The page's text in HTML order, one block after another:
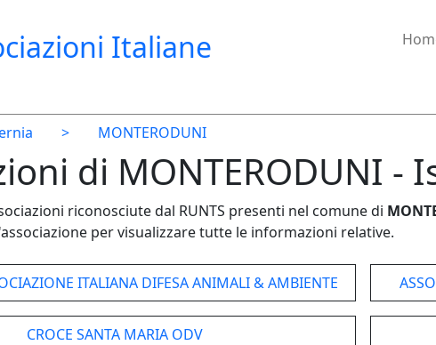
Italiane
> MONTERODUNI
di MONTERODUNI -
riconosciute dal RUNTS presenti nel comune di
per visualizzare tutte le informazioni relative.
ITALIANA DIFESA ANIMALI & AMBIENTE
CROCE SANTA MARIA ODV